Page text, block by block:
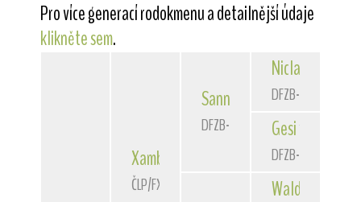
Pro více generací rodokmenu a detailnější údaje
klikněte sem.
Xambo
ČLP/FXH/29662
Sannio von der
DFZB-93 1588
Niclas
DFZB-90 3172
Gesi
DFZB-91 1307
Waldschrat